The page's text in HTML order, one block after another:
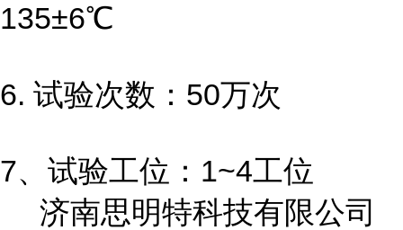
135±6℃
6. 试验次数：50万次
7、试验工位：1~4工位
济南思明特科技有限公司